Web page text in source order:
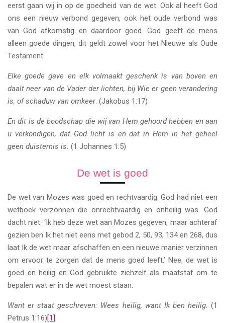
eerst gaan wij in op de goedheid van de wet. Ook al heeft God
ons een nieuw verbond gegeven, ook het oude verbond was
van God afkomstig en daardoor goed. God geeft de mens
alleen goede dingen, dit geldt zowel voor het Nieuwe als Oude
Testament.
Elke goede gave en elk volmaakt geschenk is van boven en
daalt neer van de Vader der lichten, bij Wie er geen verandering
is, of schaduw van omkeer. (Jakobus 1:17)
En dit is de boodschap die wij van Hem gehoord hebben en aan
u verkondigen, dat God licht is en dat in Hem in het geheel
geen duisternis is. (1 Johannes 1:5)
De wet is goed
De wet van Mozes was goed en rechtvaardig. God had niet een
wetboek verzonnen die onrechtvaardig en onheilig was. God
dacht niet: ‘Ik heb deze wet aan Mozes gegeven, maar achteraf
gezien ben Ik het niet eens met gebod 2, 50, 93, 134 en 268, dus
laat Ik de wet maar afschaffen en een nieuwe manier verzinnen
om ervoor te zorgen dat de mens goed leeft.’ Nee, de wet is
goed en heilig en God gebruikte zichzelf als maatstaf om te
bepalen wat er in de wet moest staan.
Want er staat geschreven: Wees heilig, want Ik ben heilig. (1
Petrus 1:16)[1]